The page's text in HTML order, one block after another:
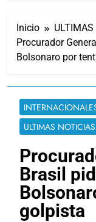
Inicio
ULTIMAS
Procurador
Bolsonaro por
ULTIMAS NOTICIAS
Brasil
golpista